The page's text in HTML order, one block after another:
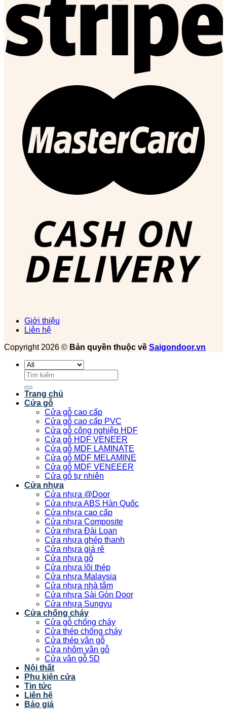
Giới thiệu
Liên hệ
Copyright 2026 © Bản quyền thuộc về Saigondoor.vn
Tìm
kiếm:
Trang chủ
Cửa gỗ
Cửa gỗ cao cấp
Cửa gỗ cao cấp PVC
Cửa gỗ công nghiệp HDF
Cửa gỗ HDF VENEER
Cửa gỗ MDF LAMINATE
Cửa gỗ MDF MELAMINE
Cửa gỗ MDF VENEEER
Cửa gỗ tự nhiên
Cửa nhựa
Cửa nhựa @Door
Cửa nhựa ABS Hàn Quốc
Cửa nhựa cao cấp
Cửa nhựa Composite
Cửa nhựa Đài Loan
Cửa nhựa ghép thanh
Cửa nhựa giá rẻ
Cửa nhựa gỗ
Cửa nhựa lõi thép
Cửa nhựa Malaysia
Cửa nhựa nhà tắm
Cửa nhựa Sài Gòn Door
Cửa nhựa Sungyu
Cửa chống cháy
Cửa gỗ chống cháy
Cửa thép chống cháy
Cửa thép vân gỗ
Cửa nhôm vân gỗ
Cửa vân gỗ 5D
Nội thất
Phụ kiện cửa
Tin tức
Liên hệ
Báo giá